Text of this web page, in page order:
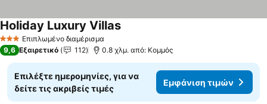
3 ΑστέριαΕπιπλωμένο διαμέρισμα
Holiday Luxury Villas
9,6 Εξαιρετικό 112 0.8 χλμ. από: Κομμός
Επιλέξτε ημερομηνίες, για να
δείτε τις ακριβείς τιμές
Εμφάνιση τιμών